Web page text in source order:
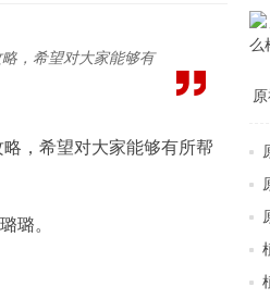
，希望对大家能够有
，希望对大家能够有所帮
璐。
果
桃